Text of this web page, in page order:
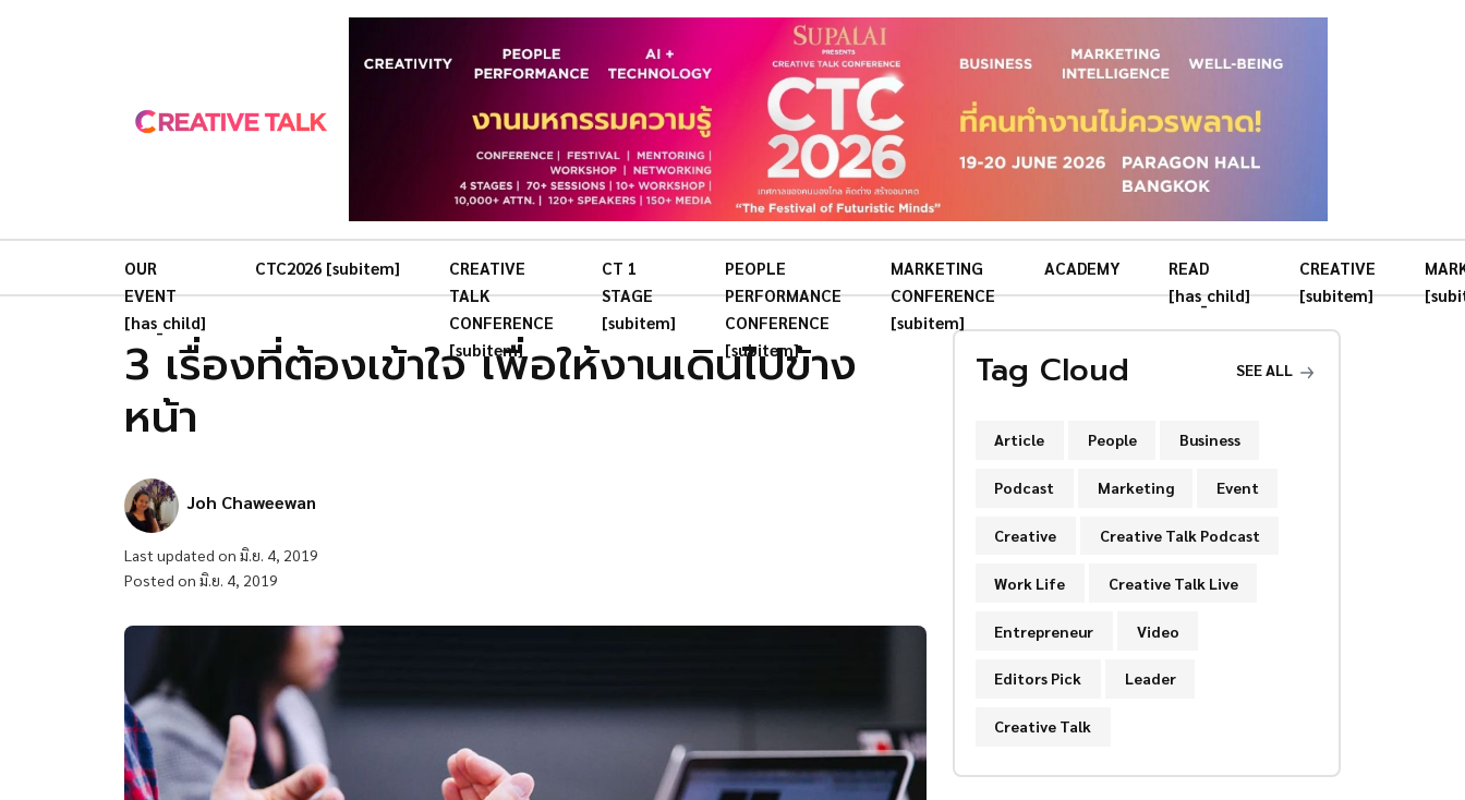
OUR
EVENT
[has_child]
CTC2026 [subitem]
CREATIVE
TALK
CONFERENCE
[subitem]
CT 1
STAGE
[subitem]
PEOPLE
PERFORMANCE
CONFERENCE
[subitem]
MARKETING
CONFERENCE
[subitem]
ACADEMY
READ
[has_child]
CREATIVE
[subitem]
3 เรื่องที่ต้องเข้าใจ เพื่อให้งานเดินไปข้าง
หน้า
Joh Chaweewan
Last updated on มิ.ย. 4, 2019
Posted on มิ.ย. 4, 2019
Tag Cloud SEE ALL
Article People Business
Podcast Marketing Event
Creative Creative Talk Podcast
Work Life Creative Talk Live
Entrepreneur Video
Editors Pick Leader
Creative Talk